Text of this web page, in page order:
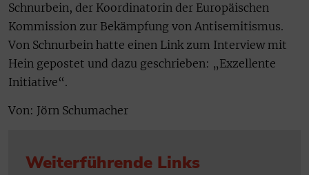
Schnurbein, der Koordinatorin der Europäischen
Kommission zur Bekämpfung von Antisemitismus.
Von Schnurbein hatte einen Link zum Interview mit
Hein gepostet und dazu geschrieben: „Exzellente
Initiative“.
Von: Jörn Schumacher
Weiterführende Links